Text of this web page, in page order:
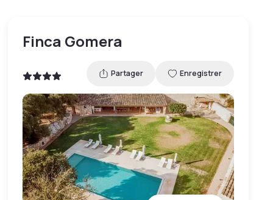
Finca Gomera
Partager Enregistrer